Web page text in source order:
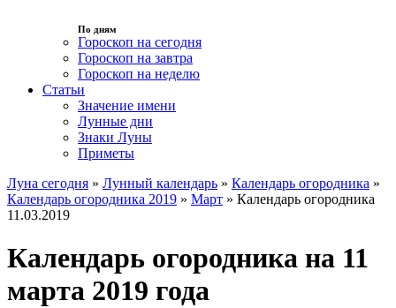
По дням
Гороскоп на сегодня
Гороскоп на завтра
Гороскоп на неделю
Статьи
Значение имени
Лунные дни
Знаки Луны
Приметы
Луна сегодня » Лунный календарь » Календарь огородника »
Календарь огородника 2019 » Март » Календарь огородника
11.03.2019
Календарь огородника на 11
марта 2019 года